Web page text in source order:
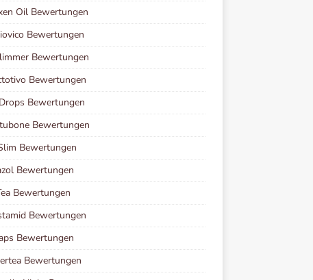
Oil Bewertungen
Bewertungen
Bewertungen
Bewertungen
Bewertungen
Bewertungen
Bewertungen
Bewertungen
Bewertungen
Bewertungen
Bewertungen
Bewertungen